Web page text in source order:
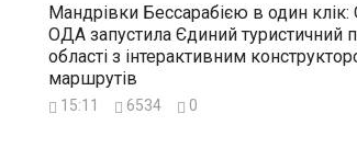
Мандрівки Бессарабією в один клік:
ОДА запустила Єдиний туристичний
області з інтерактивним
маршрутів
15:11 6534 0